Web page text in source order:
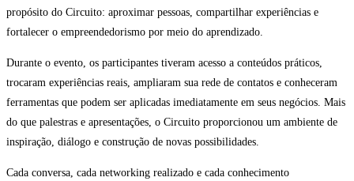
propósito do Circuito: aproximar pessoas, compartilhar experiências e
fortalecer o empreendedorismo por meio do aprendizado.
Durante o evento, os participantes tiveram acesso a conteúdos práticos,
trocaram experiências reais, ampliaram sua rede de contatos e conheceram
ferramentas que podem ser aplicadas imediatamente em seus negócios. Mais
do que palestras e apresentações, o Circuito proporcionou um ambiente de
inspiração, diálogo e construção de novas possibilidades.
Cada conversa, cada networking realizado e cada conhecimento